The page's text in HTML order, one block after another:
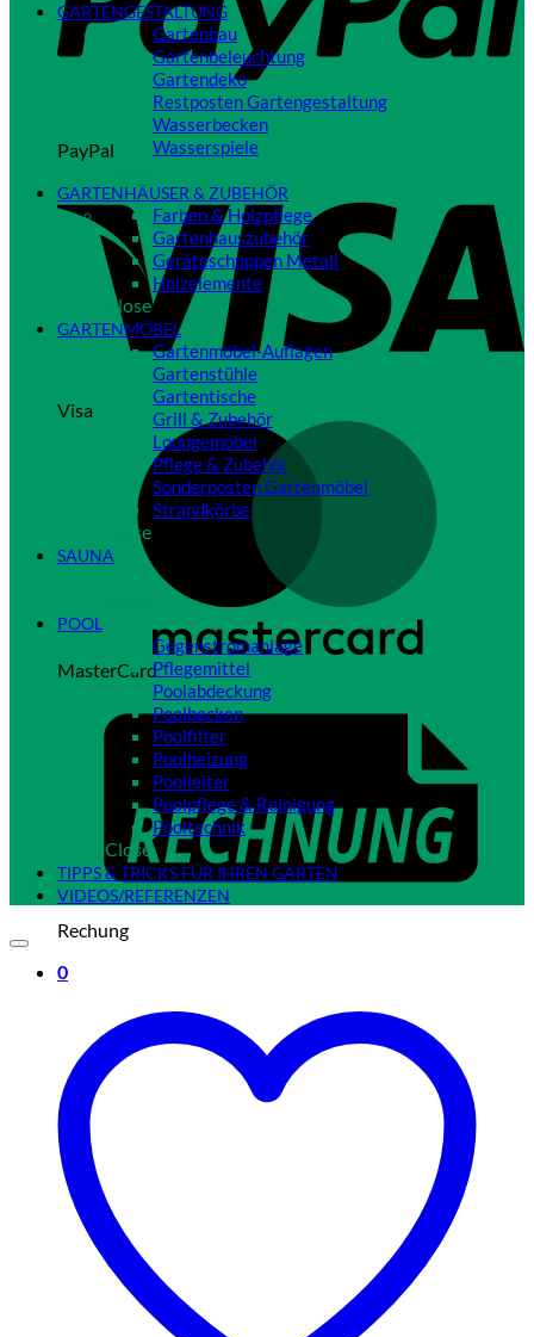
PayPal
Visa
MasterCard
Rechung
0
GARTENGESTALTUNG
Gartenbau
Gartenbeleuchtung
Gartendeko
Restposten Gartengestaltung
Wasserbecken
Wasserspiele
GARTENHÄUSER & ZUBEHÖR
Farben & Holzpflege
Gartenhauszubehör
Geräteschuppen Metall
Holzelemente
Close
GARTENMÖBEL
Gartenmöbel-Auflagen
Gartenstühle
Gartentische
Grill & Zubehör
Loungemöbel
Pflege & Zubehör
Sonderposten Gartenmöbel
Strandkörbe
Close
SAUNA
POOL
Gegenstromanlage
Pflegemittel
Poolabdeckung
Poolbecken
Poolfilter
Poolheizung
Poolleiter
Poolpflege & Reinigung
Pooltechnik
Close
TIPPS & TRICKS FÜR IHREN GARTEN
VIDEOS/REFERENZEN